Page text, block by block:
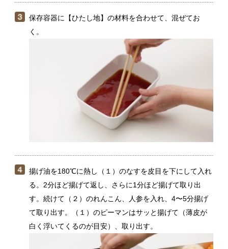
揚げ油を180℃に熱し（１）のなすを皮目を下にして入れ
る。2分ほど揚げて返し、さらに1分ほど揚げて取り出
す。続けて（２）のれんこん、人参を入れ、4〜5分揚げ
て取り出す。（１）のピーマンはサッと揚げて（薄皮が
白く浮いてくるのが目安）、取り出す。
（４）の野菜が温かいうちに、（３）のひたし地に入
れ、冷めて味がなじんだら完成。